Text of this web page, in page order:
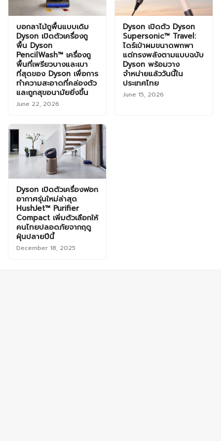
บอกลาไม้ถูพื้นแบบเดิม
Dyson เปิดตัวเครื่องถู
พื้น Dyson
PencilWash™ เครื่องถู
พื้นที่เพรียวบางและเบา
ที่สุดของ Dyson เพื่อการ
ทำความสะอาดที่คล่องตัว
และถูกสุขอนามัยยิ่งขึ้น
June 22, 2026
Dyson เปิดตัว Dyson
Supersonic™ Travel:
ไดร์เป่าผมขนาดพกพา
แต่ทรงพลังตามแบบฉบับ
Dyson พร้อมวาง
จำหน่ายแล้ววันนี้ใน
ประเทศไทย
June 15, 2026
Dyson เปิดตัวเครื่องฟอก
อากาศรุ่นใหม่ล่าสุด
HushJet™ Purifier
Compact เพิ่มตัวเลือกให้
คนไทยปลอดภัยจากฤดู
ฝุ่นปลายปีนี้
December 18, 2025